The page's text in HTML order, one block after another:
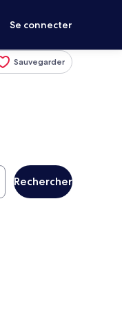
Se connecter
Sauvegarder
Rechercher